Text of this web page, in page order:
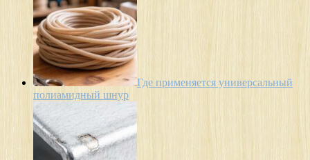
Где применяется универсальный
полиамидный шнур